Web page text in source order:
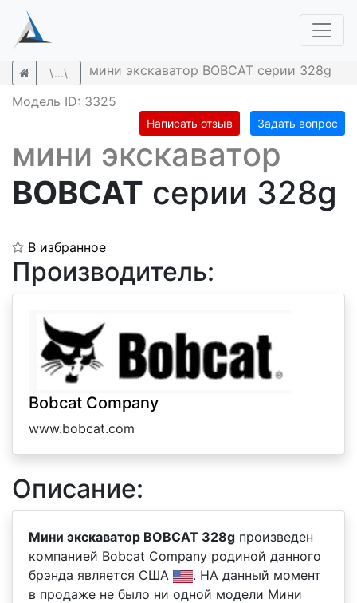
\...\
мини экскаватор BOBCAT серии 328g
Модель ID: 3325
Написать отзыв Задать вопрос
мини экскаватор
BOBCAT серии 328g
В избранное
Производитель:
Bobcat Company
www.bobcat.com
Описание:
Мини экскаватор BOBCAT 328g произведен
компанией Bobcat Company родиной данного
брэнда является США
. НА данный момент
в продаже не было ни одной модели Мини